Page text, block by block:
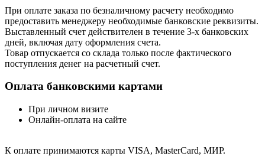
При оплате заказа по безналичному расчету необходимо
предоставить менеджеру необходимые банковские реквизиты.
Выставленный счет действителен в течение 3-х банковских
дней, включая дату оформления cчета.
Товар отпускается со склада только после фактического
поступления денег на расчетный счет.
Оплата банковскими картами
При личном визите
Онлайн-оплата на сайте
К оплате принимаются карты VISA, MasterCard, МИР.